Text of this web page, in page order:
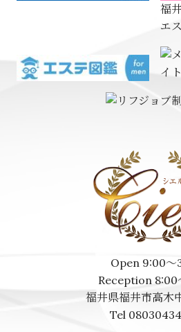
福
エ
Open 9:00～
Reception 8:00
福井県福井市高木
Tel